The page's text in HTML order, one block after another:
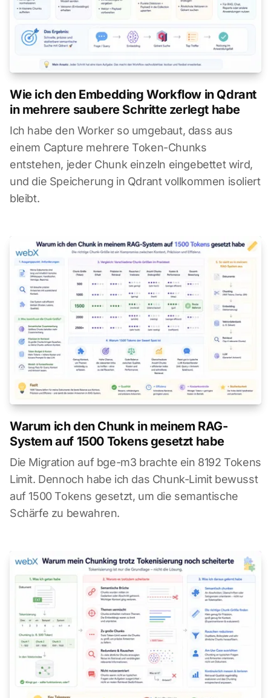
Wie ich den Embedding Workflow in Qdrant
in mehrere saubere Schritte zerlegt habe
Ich habe den Worker so umgebaut, dass aus
einem Capture mehrere Token-Chunks
entstehen, jeder Chunk einzeln eingebettet wird,
und die Speicherung in Qdrant vollkommen isoliert
bleibt.
Warum ich den Chunk in meinem RAG-
System auf 1500 Tokens gesetzt habe
Die Migration auf bge-m3 brachte ein 8192 Tokens
Limit. Dennoch habe ich das Chunk-Limit bewusst
auf 1500 Tokens gesetzt, um die semantische
Schärfe zu bewahren.